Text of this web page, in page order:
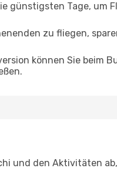
günstigsten Tage, um
zu fliegen,
können Sie beim
und den Aktivitäten